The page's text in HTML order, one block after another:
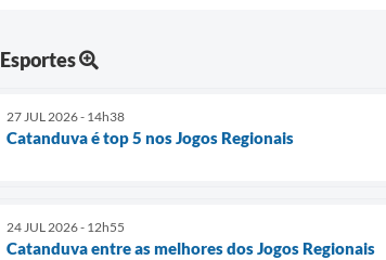
Esportes
27 JUL 2026 - 14h38
Catanduva é top 5 nos Jogos Regionais
24 JUL 2026 - 12h55
Catanduva entre as melhores dos Jogos Regionais